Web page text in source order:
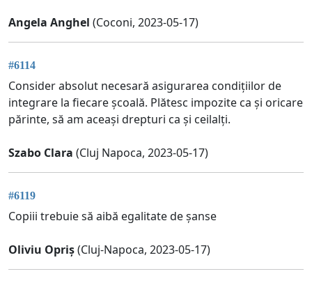
Angela Anghel (Coconi, 2023-05-17)
#6114
Consider absolut necesară asigurarea condițiilor de
integrare la fiecare școală. Plătesc impozite ca și oricare
părinte, să am aceași drepturi ca și ceilalți.
Szabo Clara (Cluj Napoca, 2023-05-17)
#6119
Copiii trebuie să aibă egalitate de șanse
Oliviu Opriș(Cluj-Napoca, 2023-05-17)